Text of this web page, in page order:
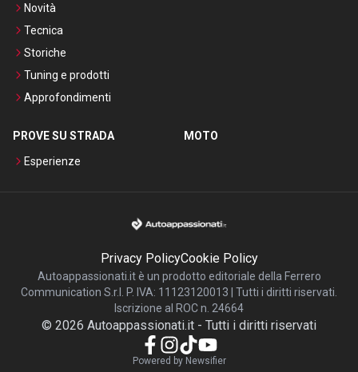
Novità
Tecnica
Storiche
Tuning e prodotti
Approfondimenti
PROVE SU STRADA
Esperienze
MOTO
Privacy PolicyCookie Policy
Autoappassionati.it è un prodotto editoriale della Ferrero
Communication S.r.l. P. IVA: 11123120013 | Tutti i diritti riservati.
Iscrizione al ROC n. 24664
© 2026 Autoappassionati.it - Tutti i diritti riservati
Powered by Newsifier